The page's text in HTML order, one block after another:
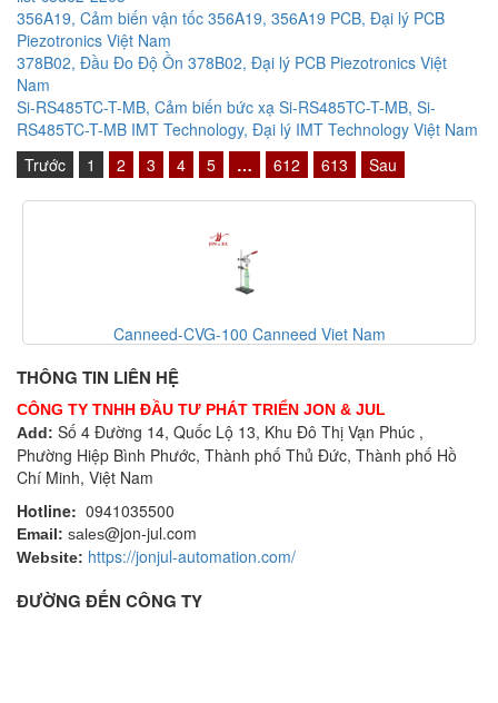
356A19, Cảm biến vận tốc 356A19, 356A19 PCB, Đại lý PCB
Piezotronics Việt Nam
378B02, Đầu Đo Độ Ồn 378B02, Đại lý PCB Piezotronics Việt
Nam
Si-RS485TC-T-MB, Cảm biến bức xạ Si-RS485TC-T-MB, Si-
RS485TC-T-MB IMT Technology, Đại lý IMT Technology Việt Nam
Trước
1 2 3 4 5 … 612 613 Sau
CVG-100 Canneed Viet Nam
THÔNG TIN LIÊN HỆ
CÔNG TY TNHH ĐẦU TƯ PHÁT TRIỂN JON & JUL
Add: Số 4 Đường 14, Quốc Lộ 13, Khu Đô Thị Vạn Phúc ,
Phường Hiệp Bình Phước, Thành phố Thủ Đức, Thành phố Hồ
Chí Minh, Việt Nam
Hotline: 0941035500
Email: sales@jon-jul.com
Website: https://jonjul-automation.com/
ĐƯỜNG ĐẾN CÔNG TY